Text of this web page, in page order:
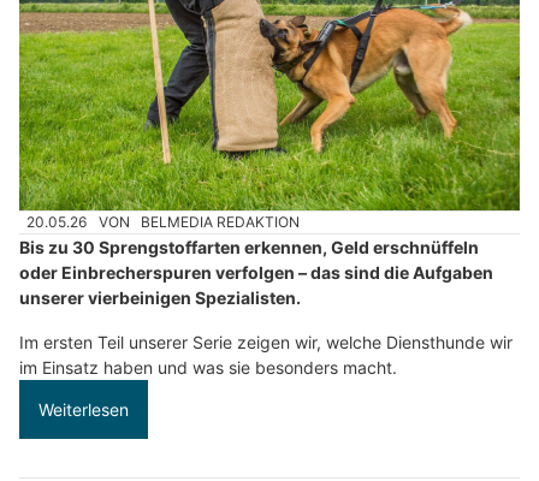
20.05.26 VON BELMEDIA REDAKTION
Bis zu 30 Sprengstoffarten erkennen, Geld erschnüffeln
oder Einbrecherspuren verfolgen – das sind die Aufgaben
unserer vierbeinigen Spezialisten.
Im ersten Teil unserer Serie zeigen wir, welche Diensthunde wir
im Einsatz haben und was sie besonders macht.
Weiterlesen